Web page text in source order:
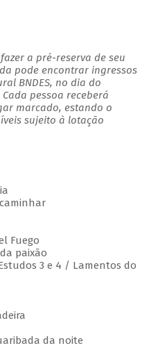
a pré-reserva de seu
pode encontrar ingressos
BNDES, no dia do
pessoa receberá
marcado, estando o
sujeito à lotação
Fuego
paixão
3 e 4 / Lamentos do
da noite